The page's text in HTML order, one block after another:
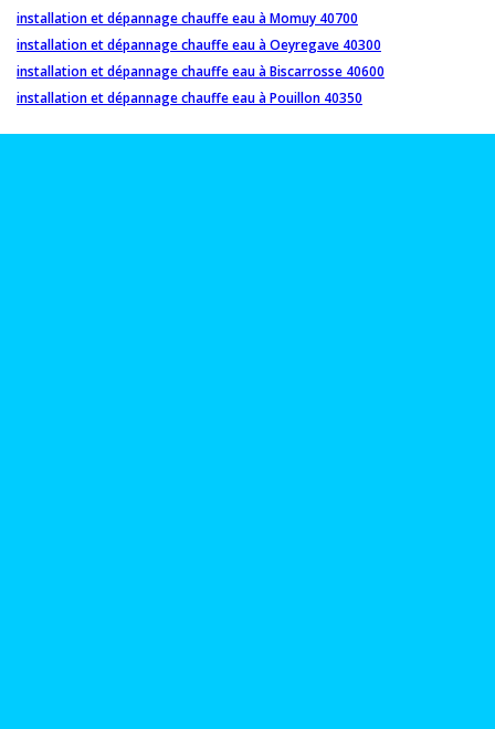
installation et dépannage chauffe eau à Momuy 40700
installation et dépannage chauffe eau à Oeyregave 40300
installation et dépannage chauffe eau à Biscarrosse 40600
installation et dépannage chauffe eau à Pouillon 40350